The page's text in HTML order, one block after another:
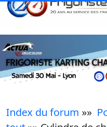
Index du forum »»